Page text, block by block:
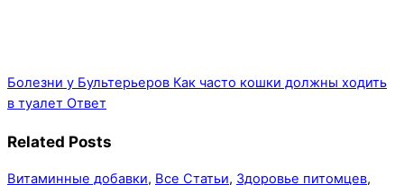
Болезни у Бультерьеров Как часто кошки должны ходить
в туалет Ответ
Related Posts
Витаминные добавки, Все Статьи, Здоровье питомцев,